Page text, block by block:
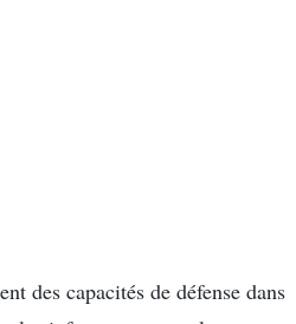
des capacités de défense dans